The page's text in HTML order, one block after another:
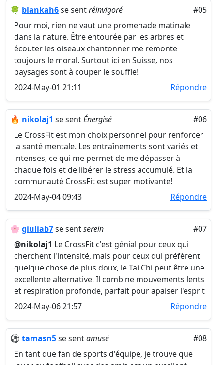
🍀 blankah6se sentréinvigoré
#05
Pour moi, rien ne vaut une promenade matinale
dans la nature. Être entourée par les arbres et
écouter les oiseaux chantonner me remonte
toujours le moral. Surtout ici en Suisse, nos
paysages sont à couper le souffle!
2024-May-01 21:11
Répondre
🔥 nikolaj1 se sentÉnergisé
#06
Le CrossFit est mon choix personnel pour renforcer
la santé mentale. Les entraînements sont variés et
intenses, ce qui me permet de me dépasser à
chaque fois et de libérer le stress accumulé. Et la
communauté CrossFit est super motivante!
2024-May-04 09:43
Répondre
🌸 giuliab7se sentserein
#07
@nikolaj1 Le CrossFit c'est génial pour ceux qui
cherchent l'intensité, mais pour ceux qui préfèrent
quelque chose de plus doux, le Tai Chi peut être une
excellente alternative. Il combine mouvements lents
et respiration profonde, parfait pour apaiser l'esprit
2024-May-06 21:57
Répondre
⚽️ tamasn5se sentamusé
#08
En tant que fan de sports d'équipe, je trouve que